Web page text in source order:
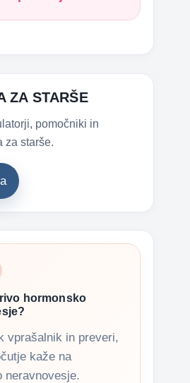
ZA STARŠE
pomočniki in
za starše.
hormonsko
vprašalnik in preveri,
kaže na
neravnovesje.